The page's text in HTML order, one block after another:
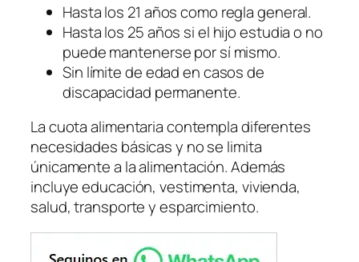
Hasta los 21 años como regla general.
Hasta los 25 años si el hijo estudia o no
puede mantenerse por sí mismo.
Sin límite de edad en casos de
discapacidad permanente.
La cuota alimentaria contempla diferentes
necesidades básicas y no se limita
únicamente a la alimentación. Además
incluye educación, vestimenta, vivienda,
salud, transporte y esparcimiento.